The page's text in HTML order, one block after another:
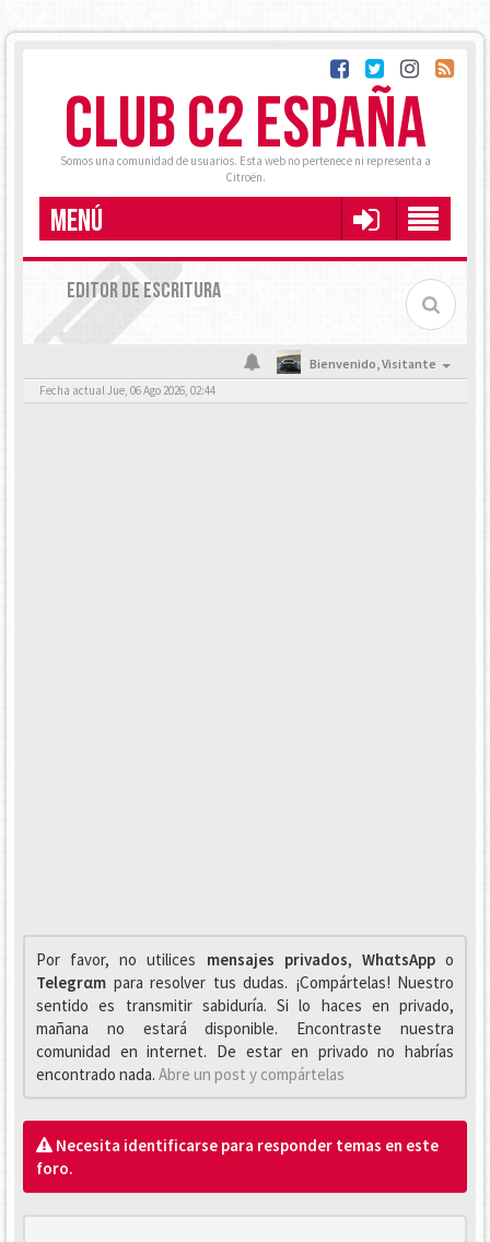
CLUB C2 ESPAÑA
Somos una comunidad de usuarios. Esta web no pertenece ni representa a
Citroën.
MENÚ
EDITOR DE ESCRITURA
Bienvenido,Visitante
Fecha actual Jue, 06 Ago 2026, 02:44
Por favor, no utilices mensajes privados, WhαtsAppo
Telegrαm para resolver tus dudas. ¡Compártelas! Nuestro
sentido es transmitir sabiduría. Si lo haces en privado,
mañana no estará disponible. Encontraste nuestra
comunidad en internet. De estar en privado no habrías
encontrado nada. Abre un post y compártelas
Necesita identificarse para responder temas en este
foro.